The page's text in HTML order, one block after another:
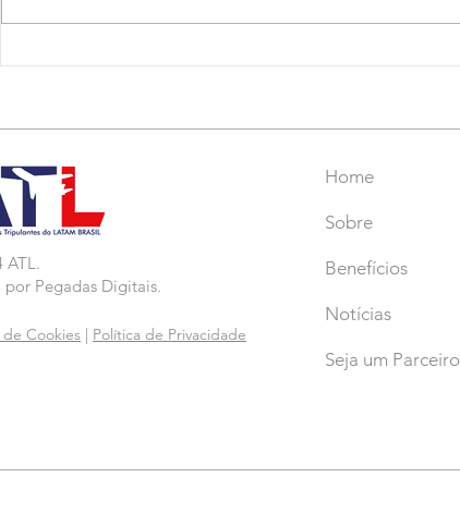
ATL.
por Pegadas Digitais.
de Cookies Política de Privacidade
Home
Sobre
Benefícios
Notícias
Seja um Parceiro